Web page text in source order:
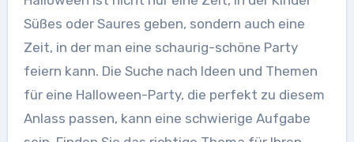
Süßes oder Saures geben, sondern auch eine
Zeit, in der man eine schaurig-schöne Party
feiern kann. Die Suche nach Ideen und Themen
für eine Halloween-Party, die perfekt zu diesem
Anlass passen, kann eine schwierige Aufgabe